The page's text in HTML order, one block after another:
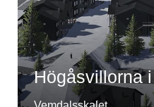
Högåsvillorna